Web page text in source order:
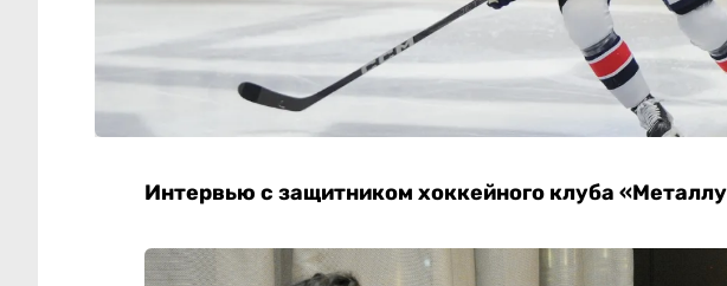
Интервью с защитником хоккейного клуба